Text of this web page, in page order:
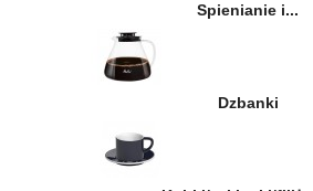
których używają na co dzień bariści, a
napar jest aromatyczny i doskonale
w prawdziwie włoskim stylu – kawa
nigdy nikogo nie rozczaruje! Wręcz
do jej picia, nawet swoich przeciwników.
Kawa przygotowywana w kawiarkach
Spienianie i...
Dzbanki